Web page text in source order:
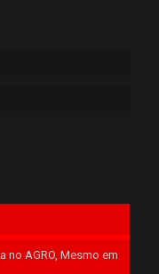
no AGRO, Mesmo em